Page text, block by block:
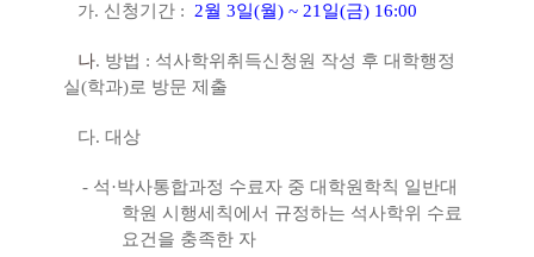
가. 신청기간 : 2월 3일(월) ~ 21일(금) 16:00
나. 방법 : 석사학위취득신청원 작성 후 대학행정
실(학과)로 방문 제출
다. 대상
- 석·박사통합과정 수료자 중 대학원학칙 일반대
학원 시행세칙에서 규정하는 석사학위 수료
요건을 충족한 자